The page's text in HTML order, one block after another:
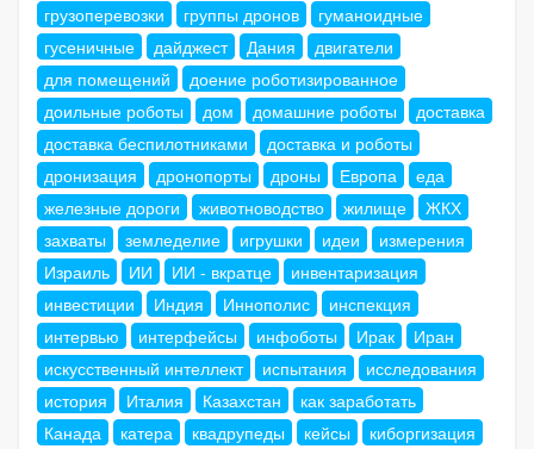
грузоперевозки
группы дронов
гуманоидные
гусеничные
дайджест Дания
двигатели
для помещений
доение роботизированное
доильные роботы
дом домашние роботы
доставка
доставка беспилотниками
доставка и роботы
дронизация
дронопорты дроны Европа
еда
железные дороги
животноводство жилище
ЖКХ
захваты
земледелие игрушки идеи
измерения
Израиль
ИИ ИИ - вкратце
инвентаризация
инвестиции
Индия Иннополис
инспекция
интервью
интерфейсы инфоботы Ирак
Иран
искусственный интеллект
испытания
исследования
история
Италия Казахстан
как заработать
Канада
катера квадрупеды кейсы
киборгизация